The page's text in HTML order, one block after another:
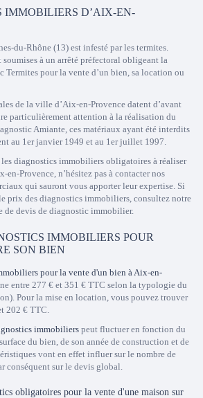
IMMOBILIERS D’AIX-EN-
du-Rhône (13) est infesté par les termites.
soumises à un arrêté préfectoral obligeant la
Termites pour la vente d’un bien, sa location ou
de la ville d’Aix-en-Provence datent d’avant
particulièrement attention à la réalisation du
Amiante, ces matériaux ayant été interdits
au 1er janvier 1949 et au 1er juillet 1997.
diagnostics immobiliers obligatoires à réaliser
en-Provence, n’hésitez pas à contacter nos
qui sauront vous apporter leur expertise. Si
prix des diagnostics immobiliers, consultez notre
de devis de diagnostic immobilier.
IMMOBILIERS POUR
SON BIEN
pour la vente d'un bien à Aix-en-
entre 277 € et 351 € TTC selon la typologie du
Pour la mise en location, vous pouvez trouver
202 € TTC.
immobiliers peut fluctuer en fonction du
du bien, de son année de construction et de
vont en effet influer sur le nombre de
conséquent sur le devis global.
obligatoires pour la vente d'une maison sur